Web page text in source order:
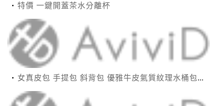
特價 一鍵開蓋茶水分離杯
女真皮包 手提包 斜背包 優雅牛皮氣質紋理水桶包(2色)【XBO7950112】＊艾美時尚(現+預)